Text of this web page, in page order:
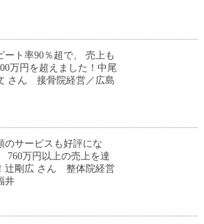
ート率90％超で、 売上も
万円を超えました！中尾
さん 接骨院経営／広島
のサービスも好評にな
760万円以上の売上を達
辻剛広 さん 整体院経営
井